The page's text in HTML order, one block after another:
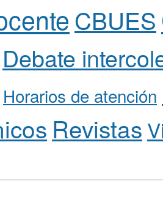
CBUES
Debate
Horarios de atención
Revistas